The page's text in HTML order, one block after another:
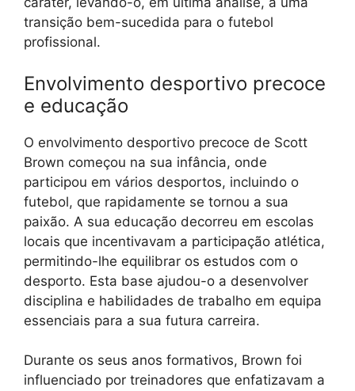
transição bem-sucedida para o futebol
profissional.
Envolvimento desportivo precoce
e educação
O envolvimento desportivo precoce de Scott
Brown começou na sua infância, onde
participou em vários desportos, incluindo o
futebol, que rapidamente se tornou a sua
paixão. A sua educação decorreu em escolas
locais que incentivavam a participação atlética,
permitindo-lhe equilibrar os estudos com o
desporto. Esta base ajudou-o a desenvolver
disciplina e habilidades de trabalho em equipa
essenciais para a sua futura carreira.
Durante os seus anos formativos, Brown foi
influenciado por treinadores que enfatizavam a